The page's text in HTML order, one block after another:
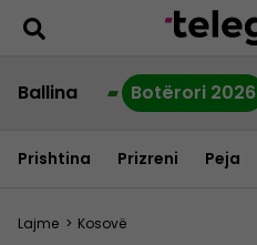
Ballina Botërori 2026
Prishtina Prizreni Peja
Lajme > Kosovë